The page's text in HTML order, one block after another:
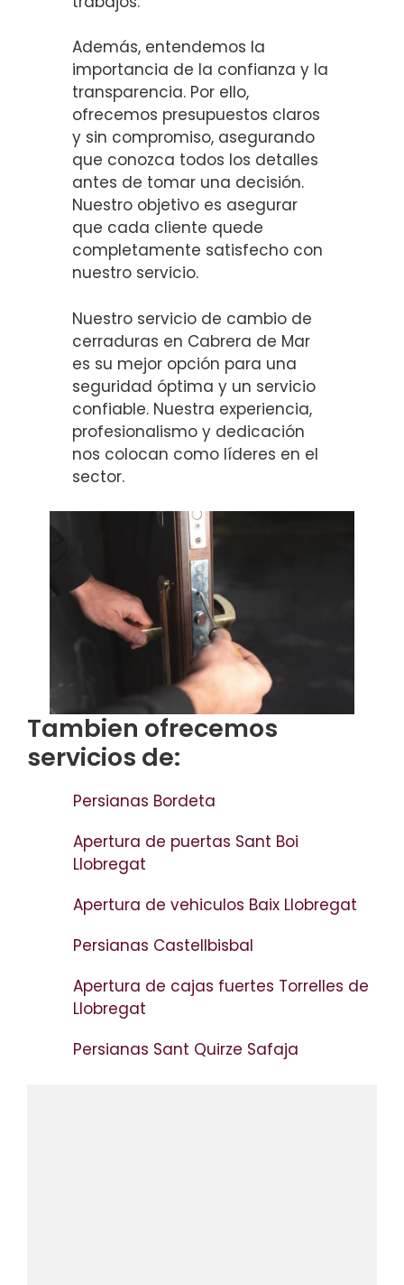
Además, entendemos la
importancia de la confianza y la
transparencia. Por ello,
ofrecemos presupuestos claros
y sin compromiso, asegurando
que conozca todos los detalles
antes de tomar una decisión.
Nuestro objetivo es asegurar
que cada cliente quede
completamente satisfecho con
nuestro servicio.
Nuestro servicio de cambio de
cerraduras en Cabrera de Mar
es su mejor opción para una
seguridad óptima y un servicio
confiable. Nuestra experiencia,
profesionalismo y dedicación
nos colocan como líderes en el
sector.
Tambien ofrecemos
servicios de:
Persianas Bordeta
Apertura de puertas Sant Boi
Llobregat
Apertura de vehiculos Baix Llobregat
Persianas Castellbisbal
Apertura de cajas fuertes Torrelles de
Llobregat
Persianas Sant Quirze Safaja